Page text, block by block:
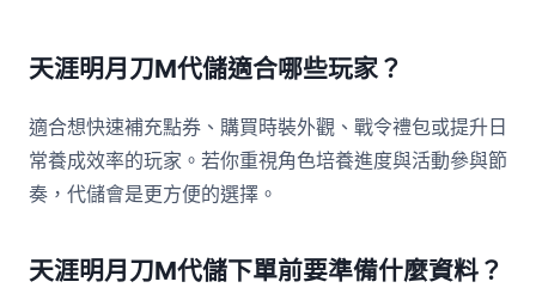
天涯明月刀M代儲適合哪些玩家？
適合想快速補充點券、購買時裝外觀、戰令禮包或提升日
常養成效率的玩家。若你重視角色培養進度與活動參與節
奏，代儲會是更方便的選擇。
天涯明月刀M代儲下單前要準備什麼資料？